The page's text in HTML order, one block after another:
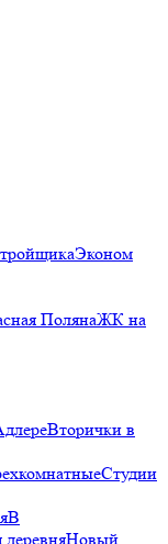
Эконом
ПолянаЖК на
Вторички в
Студии
В
Новый